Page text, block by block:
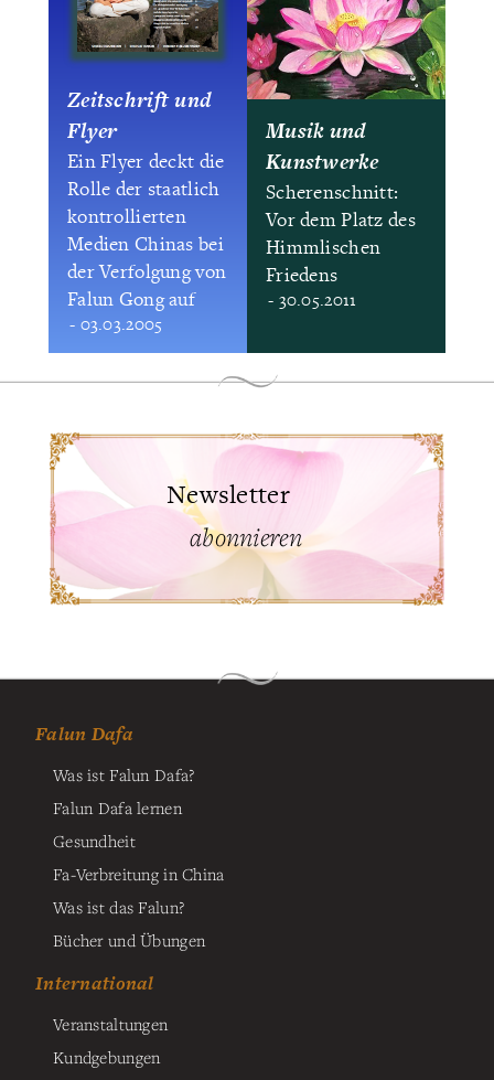
Zeitschrift und
Flyer
Ein Flyer deckt die
Rolle der staatlich
kontrollierten
Medien Chinas bei
der Verfolgung von
Falun Gong auf
- 03.03.2005
Musik und
Kunstwerke
Scherenschnitt:
Vor dem Platz des
Himmlischen
Friedens
- 30.05.2011
abonnieren
Newsletter
Falun Dafa
Was ist Falun Dafa?
Falun Dafa lernen
Gesundheit
Fa-Verbreitung in China
Was ist das Falun?
Bücher und Übungen
International
Veranstaltungen
Kundgebungen